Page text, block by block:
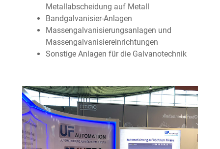
Metallabscheidung auf Metall
Bandgalvanisier-Anlagen
Massengalvanisierungsanlagen und
Massengalvanisiereinrichtungen
Sonstige Anlagen für die Galvanotechnik